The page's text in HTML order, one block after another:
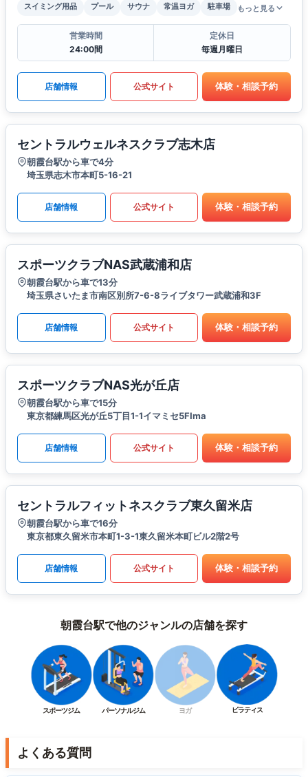
スイミング用品
プール サウナ 常温ヨガ 駐車場 もっと見る
営業時間
24:00間
定休日
毎週月曜日
店舗情報 公式サイト 体験・相談予約
セントラルウェルネスクラブ志木店
朝霞台駅から車で4分
埼玉県志木市本町5-16-21
店舗情報 公式サイト 体験・相談予約
スポーツクラブNAS武蔵浦和店
朝霞台駅から車で13分
埼玉県さいたま市南区別所7-6-8ライブタワー武蔵浦和3F
店舗情報 公式サイト 体験・相談予約
スポーツクラブNAS光が丘店
朝霞台駅から車で15分
東京都練馬区光が丘5丁目1-1イマミセ5FIma
店舗情報 公式サイト 体験・相談予約
セントラルフィットネスクラブ東久留米店
朝霞台駅から車で16分
東京都東久留米市本町1-3-1東久留米本町ビル2階2号
店舗情報 公式サイト 体験・相談予約
朝霞台駅で他のジャンルの店舗を探す
スポーツジム パーソナルジム ヨガ ピラティス
よくある質問